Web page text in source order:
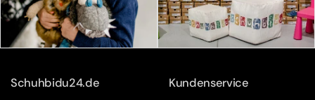
Schuhbidu24.de Kundenservice